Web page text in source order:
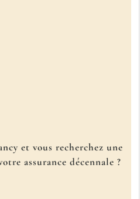
et vous recherchez une
assurance décennale ?